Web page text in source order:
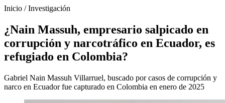
Inicio /Investigación
¿Nain Massuh, empresario salpicado en
corrupción y narcotráfico en Ecuador, es
refugiado en Colombia?
Gabriel Nain Massuh Villarruel, buscado por casos de corrupción y
narco en Ecuador fue capturado en Colombia en enero de 2025